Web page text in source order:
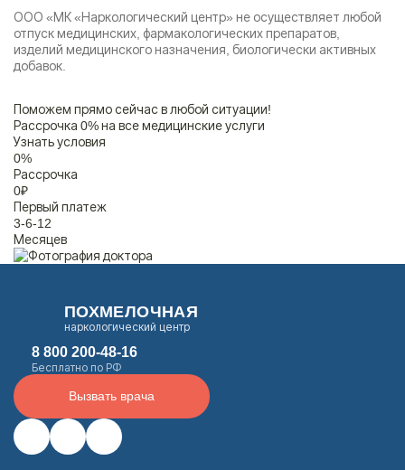
ООО «МК «Наркологический центр» не осуществляет любой
отпуск медицинских, фармакологических препаратов,
изделий медицинского назначения, биологически активных
добавок.
Поможем прямо сейчас в любой ситуации!
Рассрочка 0% на все медицинские услуги
Узнать условия
0%
Рассрочка
0₽
Первый платеж
3-6-12
Месяцев
ПОХМЕЛОЧНАЯ
наркологический центр
8 800 200-48-16
Бесплатно по РФ
Вызвать врача